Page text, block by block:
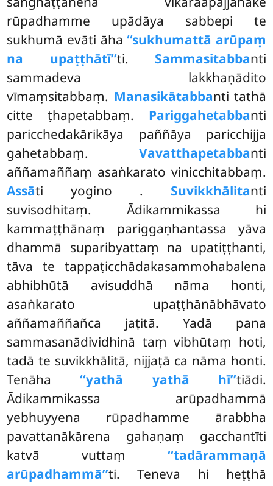
rūpadhamme upādāya sabbepi te
sukhumā evāti āha‘‘sukhumattā arūpaṃ
na upaṭṭhātī’’ti. Sammasitabbanti
sammadeva lakkhaṇādito
vīmaṃsitabbaṃ. Manasikātabbanti tathā
citte ṭhapetabbaṃ. Pariggahetabbanti
paricchedakārikāya paññāya paricchijja
gahetabbaṃ. Vavatthapetabbanti
aññamaññaṃ asaṅkarato vinicchitabbaṃ.
Assāti yogino . Suvikkhālitanti
suvisodhitaṃ. Ādikammikassa hi
kammaṭṭhānaṃ pariggaṇhantassa yāva
dhammā suparibyattaṃ na upatiṭṭhanti,
tāva te tappaṭicchādakasammohabalena
abhibhūtā avisuddhā nāma honti,
asaṅkarato upaṭṭhānābhāvato
aññamaññañca jaṭitā. Yadā pana
sammasanādividhinā taṃ vibhūtaṃ hoti,
tadā te suvikkhālitā, nijjaṭā ca nāma honti.
Tenāha‘‘yathā yathā hī’’tiādi.
Ādikammikassa arūpadhammā
yebhuyyena rūpadhamme ārabbha
pavattanākārena gahaṇaṃ gacchantīti
katvā vuttaṃ ‘‘tadārammaṇā
arūpadhammā’’ti. Teneva hi heṭṭhā